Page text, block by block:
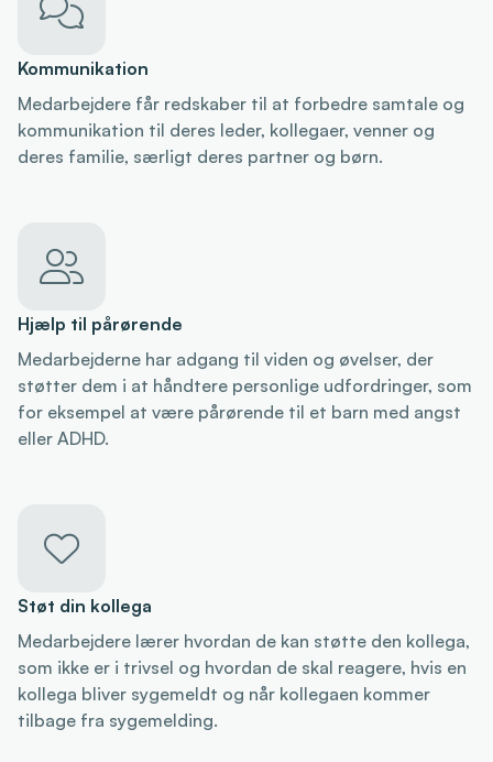

Kommunikation
Medarbejdere får redskaber til at forbedre samtale og
kommunikation til deres leder, kollegaer, venner og
deres familie, særligt deres partner og børn.

Hjælp til pårørende
Medarbejderne har adgang til viden og øvelser, der
støtter dem i at håndtere personlige udfordringer, som
for eksempel at være pårørende til et barn med angst
eller ADHD.

Støt din kollega
Medarbejdere lærer hvordan de kan støtte den kollega,
som ikke er i trivsel og hvordan de skal reagere, hvis en
kollega bliver sygemeldt og når kollegaen kommer
tilbage fra sygemelding.